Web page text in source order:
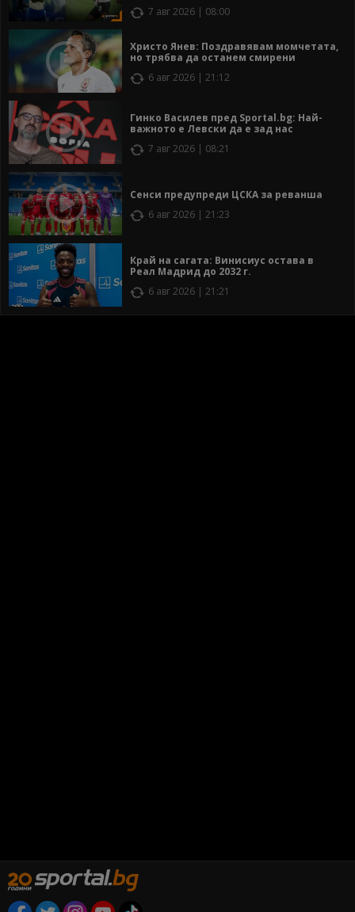
7 авг 2026 | 08:00
Христо Янев: Поздравявам момчетата,
но трябва да останем смирени
6 авг 2026 | 21:12
Гинко Василев пред Sportal.bg: Най-
важното е Левски да е зад нас
7 авг 2026 | 08:21
Сенси предупреди ЦСКА за реванша
6 авг 2026 | 21:23
Край на сагата: Винисиус остава в
Реал Мадрид до 2032 г.
6 авг 2026 | 21:21